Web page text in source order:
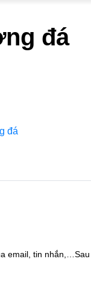
đá
đá
tin